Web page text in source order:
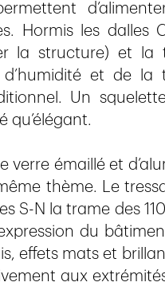
Hormis les dalles
la structure) et la
et de la
Un
qu’élégant.
verre émaillé et
thème. Le
S-N la trame des
du
effets mats et
aux